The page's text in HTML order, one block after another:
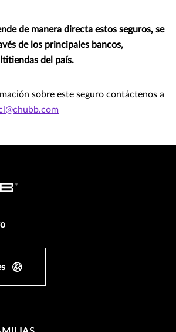
de manera directa estos seguros, se
de los principales bancos,
del país.
sobre este seguro contáctenos a